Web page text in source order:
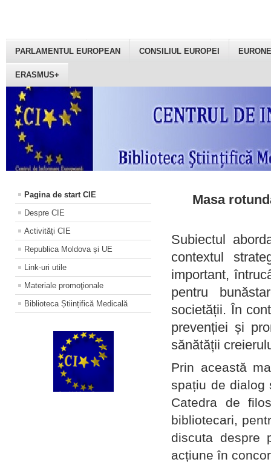
PARLAMENTUL EUROPEAN CONSILIUL EUROPEI
ERASMUS+
Pagina de start CIE
Despre CIE
Activități CIE
Republica Moldova și UE
Link-uri utile
Materiale promoţionale
Biblioteca Științifică Medicală
Masa
Subiectul
contextul
important,
pentru
societății. În
prevenției și
sănătății
Prin această
spațiu de dialog
Catedra de
bibliotecari,
discuta despre
acțiune în